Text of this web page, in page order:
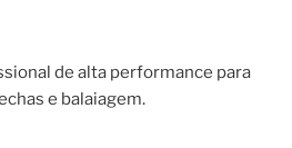
de alta performance para
e balaiagem.